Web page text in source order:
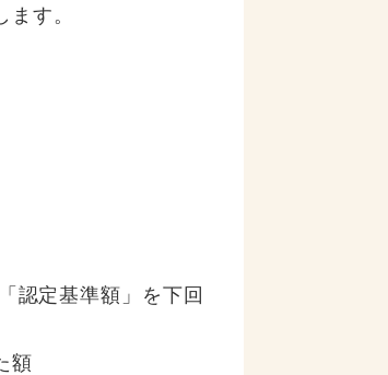
す。
認定基準額」を下回
額